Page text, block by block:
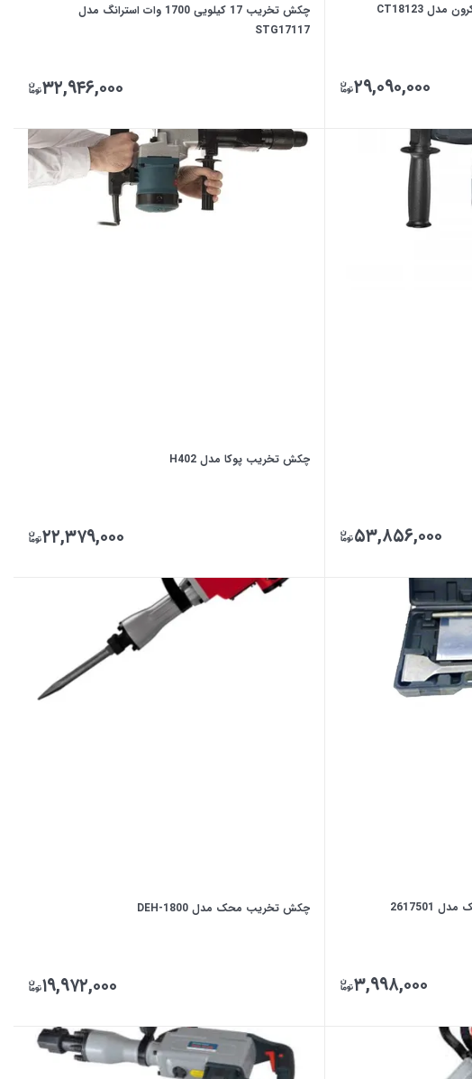
۲۹,۰۹۰,۰۰۰
چکش تخریب 17 کیلویی 1700 وات استرانگ مدل
STG17117
۳۲,۹۴۶,۰۰۰
۵۳,۸۵۶,۰۰۰
چکش تخریب پوکا مدل H402
۲۲,۳۷۹,۰۰۰
۳,۹۹۸,۰۰۰
چکش تخریب محک مدل DEH-1800
۱۹,۹۷۲,۰۰۰